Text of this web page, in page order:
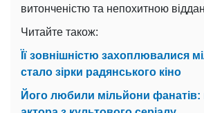
витонченістю та непохитною
Читайте також:
Її зовнішністю захоплювалися
стало зірки радянського кіно
Його любили мільйони фанатів: